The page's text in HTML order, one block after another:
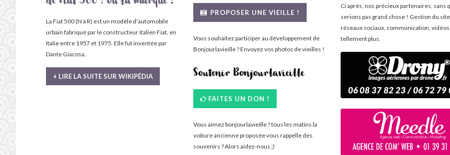
de Fiat 500 ! ou la marque:
La Fiat 500 (N à R) est un modèle d'automobile
urbain fabriqué par le constructeur italien Fiat, en
Italie entre 1957 et 1975. Elle fut inventée par
Dante Giacosa.
+ LIRE LA SUITE SUR WIKIPÉDIA
PROPOSER UNE VIEILLE !
Vous souhaitez participer au développement de
Bonjourlavieille ? Envoyez vos photos de vieilles !
Soutenir Bonjourlavieille
FAITES UN DON !
Vous aimez bonjourlavieille ? tous les matins la
voiture ancienne proposée vous rappelle des
souvenirs ? Alors aidez-nous ;)
Ci après, nos précieux partenaires, sans
serions pas grand chose ! Gestion du
réseaux sociaux, communication,
tellement plus.